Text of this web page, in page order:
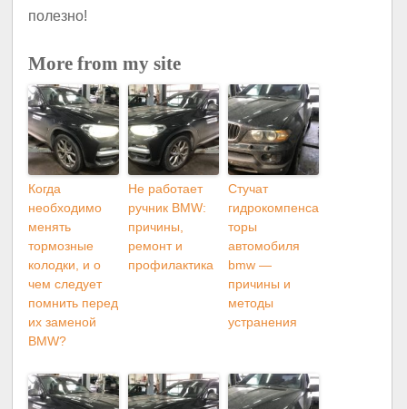
полезно!
More from my site
Когда
необходимо
менять
тормозные
колодки, и o
чем следует
помнить перед
их заменой
BMW?
Не работает
ручник BMW:
причины,
ремонт и
профилактика
Стучат
гидрокомпенса
торы
автомобиля
bmw —
причины и
методы
устранения